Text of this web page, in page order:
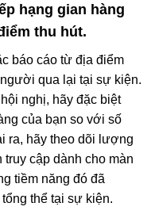
hạng gian hàng
thu hút.
báo cáo từ địa điểm
qua lại tại sự kiện.
nghị, hãy đặc biệt
của bạn so với số
ra, hãy theo dõi lượng
cập dành cho màn
tiềm năng đó đã
thể tại sự kiện.